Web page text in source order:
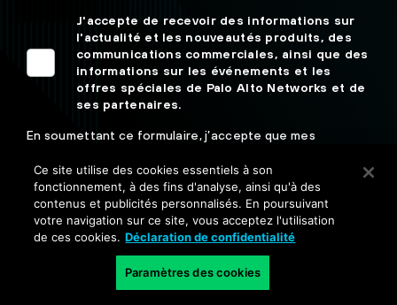
J'accepte de recevoir des informations sur
l'actualité et les nouveautés produits, des
communications commerciales, ainsi que des
informations sur les événements et les
offres spéciales de Palo Alto Networks et de
ses partenaires.
En soumettant ce formulaire, j’accepte que mes
lapolitique de confidentialitéet auxconditions
d’utilisationde Palo Alto Networks.
Ce site est protégé par reCAPTCHA et est soumis à la
Politique de confidentialitéet auxConditions générales
Échangeons
Ce site utilise des cookies essentiels à son
fonctionnement, à des fins d'analyse, ainsi qu'à des
contenus et publicités personnalisés. En poursuivant
votre navigation sur ce site, vous acceptez l'utilisation
de ces cookies. Déclaration de confidentialité
Paramètres des cookies